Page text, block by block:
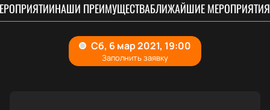
НАШИ ПРЕИМУЩЕСТВАБЛИЖАЙШИЕ МЕРОПРИЯТИЯ